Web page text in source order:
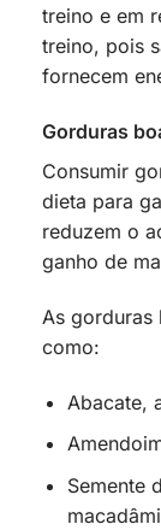
treino e em
treino, pois
fornecem
Gorduras
Consumir
dieta para
reduzem o
ganho de
As gorduras
como:
Abacate,
Semente